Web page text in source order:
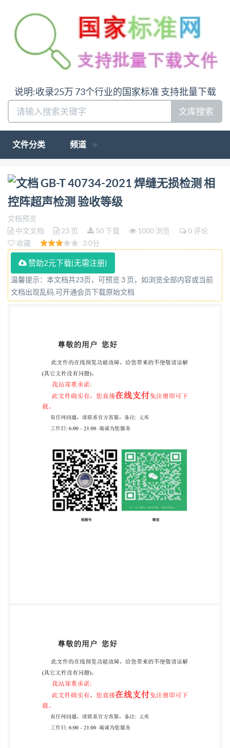
说明:收录25万 73个行业的国家标准 支持批量下载
文库搜索
文件分类 频道
问:哪里下载GB-T 40734-2021 焊缝无损检测 相控阵
超声检测 验收等级答:请联系微信:siduwenku
GB-T 40734-2021 焊缝无损检测 相
控阵超声检测 验收等级
文档预览
中文文档
23 页 50 下载 1000 浏览
0 评论
收藏
3.0分
赞助2元下载(无需注册)
温馨提示：本文档共23页，可预览 3 页，如浏览全部内容或当前
文档出现乱码,可开通会员下载原始文档